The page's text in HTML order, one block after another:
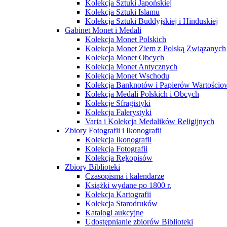
Kolekcja Sztuki Japońskiej
Kolekcja Sztuki Islamu
Kolekcja Sztuki Buddyjskiej i Hinduskiej
Gabinet Monet i Medali
Kolekcja Monet Polskich
Kolekcja Monet Ziem z Polską Związanych
Kolekcja Monet Obcych
Kolekcja Monet Antycznych
Kolekcja Monet Wschodu
Kolekcja Banknotów i Papierów
Kolekcja Medali Polskich i Obcych
Kolekcje Sfragistyki
Kolekcja Falerystyki
Varia i Kolekcja Medalików Religijnych
Zbiory Fotografii i Ikonografii
Kolekcja Ikonografii
Kolekcja Fotografii
Kolekcja Rękopisów
Zbiory Biblioteki
Czasopisma i kalendarze
Książki wydane po 1800 r.
Kolekcja Kartografii
Kolekcja Starodruków
Katalogi aukcyjne
Udostępnianie zbiorów Biblioteki